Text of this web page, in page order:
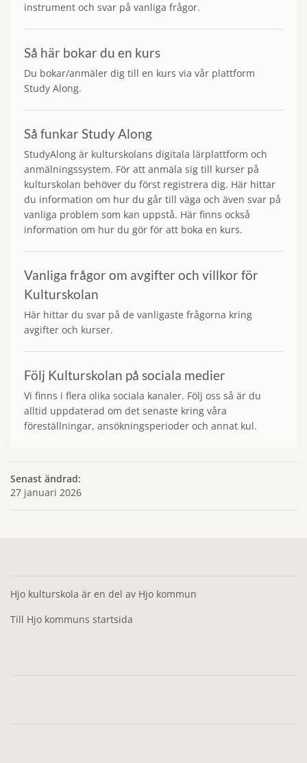
instrument och svar på vanliga frågor.
Så här bokar du en kurs
Du bokar/anmäler dig till en kurs via vår plattform
Study Along.
Så funkar Study Along
StudyAlong är kulturskolans digitala lärplattform och
anmälningssystem. För att anmäla sig till kurser på
kulturskolan behöver du först registrera dig. Här hittar
du information om hur du går till väga och även svar på
vanliga problem som kan uppstå. Här finns också
information om hur du gör för att boka en kurs.
Vanliga frågor om avgifter och villkor för
Kulturskolan
Här hittar du svar på de vanligaste frågorna kring
avgifter och kurser.
Följ Kulturskolan på sociala medier
Vi finns i flera olika sociala kanaler. Följ oss så är du
alltid uppdaterad om det senaste kring våra
föreställningar, ansökningsperioder och annat kul.
Senast ändrad:
27 januari 2026
Hjo kulturskola är en del av Hjo kommun
Till Hjo kommuns startsida